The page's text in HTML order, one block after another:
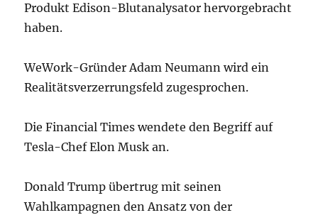
Produkt Edison-Blutanalysator hervorgebracht
haben.
WeWork-Gründer Adam Neumann wird ein
Realitätsverzerrungsfeld zugesprochen.
Die Financial Times wendete den Begriff auf
Tesla-Chef Elon Musk an.
Donald Trump übertrug mit seinen
Wahlkampagnen den Ansatz von der